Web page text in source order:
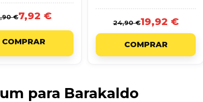
€7,92 €
COMPRAR
24,90 €19,92 €
COMPRAR
para Barakaldo